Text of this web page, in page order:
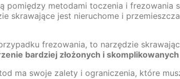
pomiędzy metodami toczenia i frezowania
skrawające jest nieruchome i
frezowania, to narzędzie
bardziej złożonych i skomplikowanych
ma swoje zalety i ograniczenia, które